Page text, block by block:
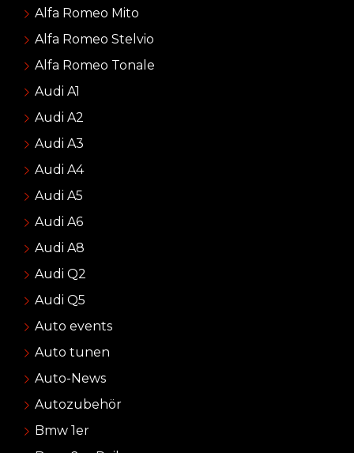
Alfa Romeo Mito
Alfa Romeo Stelvio
Alfa Romeo Tonale
Audi A1
Audi A2
Audi A3
Audi A4
Audi A5
Audi A6
Audi A8
Audi Q2
Audi Q5
Auto events
Auto tunen
Auto-News
Autozubehör
Bmw 1er